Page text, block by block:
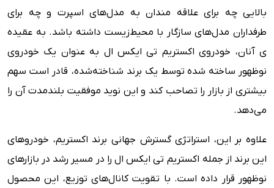
بالایی چه برای علاقه مندان به مدل‌های اسپرت و چه برای
طرفداران مدل‌های سازگار با محیط‌زیست داشته باشد. به عقیده
ی آنان، خودروی اکستریم تی ایکس ال به عنوان یک خودروی
نوظهور ساخته شده توسط یک برند شناخته‌شده، قادر است سهم
بیشتری از بازار را تصاحب کند و این نوید موفقیت بلندمدت آن را
می‌دهد.
علاوه بر این، استراتژی گسترش جهانی برند اکستریم، خودروهای
این برند از جمله اکستریم تی ایکس ال را در مسیر رشد در بازارهای
نوظهور قرار داده است. با تقویت کانال‌های توزیع، این محصول